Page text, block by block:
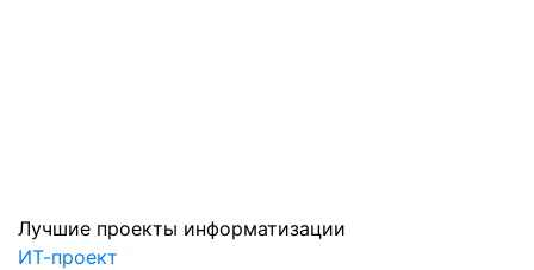
Лучшие проекты информатизации
ИТ-проект